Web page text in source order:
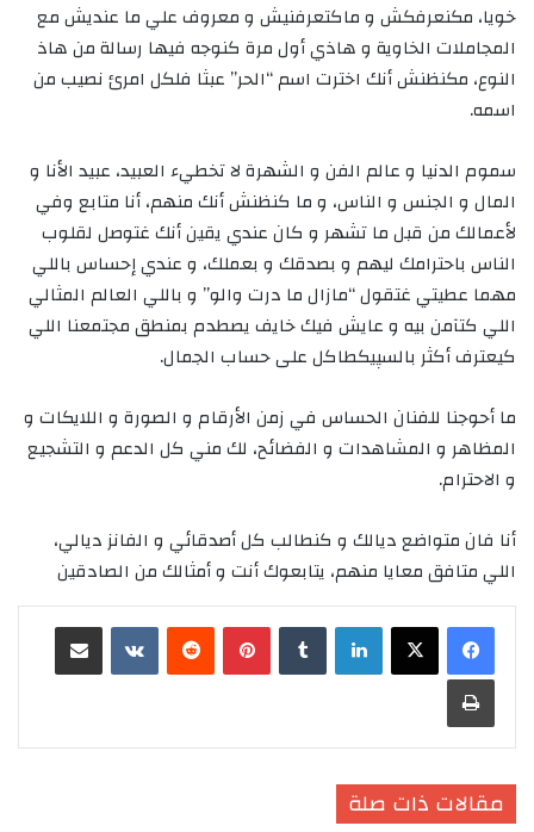
خويا، مكنعرفكش و ماكتعرفنيش و معروف علي ما عنديش مع
المجاملات الخاوية و هاذي أول مرة كنوجه فيها رسالة من هاذ
النوع، مكنظنش أنك اخترت اسم “الحر” عبثا فلكل امرئ نصيب من
اسمه.
سموم الدنيا و عالم الفن و الشهرة لا تخطيء العبيد، عبيد الأنا و
المال و الجنس و الناس، و ما كنظنش أنك منهم، أنا متابع وفي
لأعمالك من قبل ما تشهر و كان عندي يقين أنك غتوصل لقلوب
الناس باحترامك ليهم و بصدقك و بعملك، و عندي إحساس باللي
مهما عطيتي غتقول “مازال ما درت والو” و باللي العالم المثالي
اللي كتآمن بيه و عايش فيك خايف يصطدم بمنطق مجتمعنا اللي
كيعترف أكثر بالسپيكطاكل على حساب الجمال.
ما أحوجنا للفنان الحساس في زمن الأرقام و الصورة و اللايكات و
المظاهر و المشاهدات و الفضائح، لك مني كل الدعم و التشجيع
و الاحترام.
أنا فان متواضع ديالك و كنطالب كل أصدقائي و الفانز ديالي،
اللي متافق معايا منهم، يتابعوك أنت و أمثالك من الصادقين
لينكدإن بينتيريست
طباعة
مقالات ذات صلة